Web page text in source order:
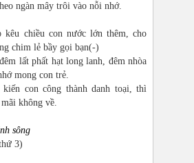
ngàn mây trôi vào nỗi nhớ.
kêu chiều con nước lớn thêm, cho
chim lẻ bầy gọi bạn(-)
lất phất hạt long lanh, đêm nhòa
mong con trẻ.
kiến con công thành danh toại, thì
không về.
sông
3)